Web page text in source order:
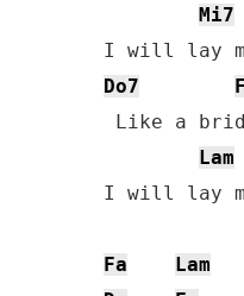
Mi7
Do7
Like a
Lam
I will lay
Fa Lam